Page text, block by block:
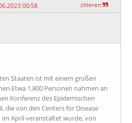
00:58 zitieren
Staaten ist mit einem großen
1.800 Personen nahmen an
Konferenz des Epidemischen
die von den Centers for Disease
April veranstaltet wurde, von